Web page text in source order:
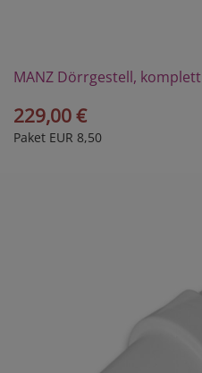
MANZ Dörrgestell, komplett
229,00 €
Paket EUR 8,50